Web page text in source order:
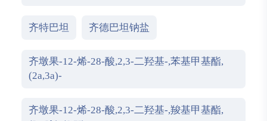
齐特巴坦 齐德巴坦钠盐
齐墩果-12-烯-28-酸,2,3-二羟基-,苯基甲基酯,
(2a,3a)-
齐墩果-12-烯-28-酸,2,3-二羟基-,羧基甲基酯,